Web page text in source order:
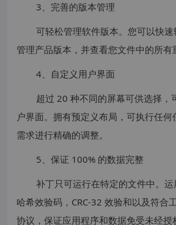
3、完善的版本管理
可轻松管理软件版本。您可以快
管理产品版本，并查看您文件中的所有
4、自定义用户界面
超过 20 种不同的屏幕可供选择，
户界面。拥有预定义布局，可执行任
需求进行精确的调整。
5、保证 100% 的数据完整
补丁只可运行在特定的文件中。
哈希效验码，CRC-32 效验和以及符合
协议，保证应用程序和数据免受未经授